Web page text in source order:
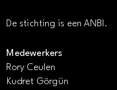
De stichting is een ANBI.
Medewerkers
Rory Ceulen
Kudret Görgün